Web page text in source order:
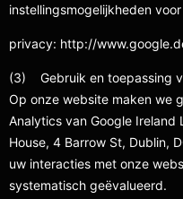
instellingsmogelijkheden
privacy: http://
(3) Gebruik en toepassing
Op onze website maken we
Analytics van Google Ireland
House, 4 Barrow St, Dublin,
uw interacties met onze
systematisch geëvalueerd.